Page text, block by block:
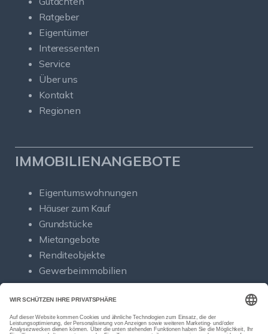
Ratgeber
Eigentümer
Interessenten
Service
Über uns
Kontakt
Regionen
IMMOBILIENANGEBOTE
Eigentumswohnungen
Häuser zum Kauf
Grundstücke
Mietangebote
Renditeobjekte
Gewerbeimmobilien